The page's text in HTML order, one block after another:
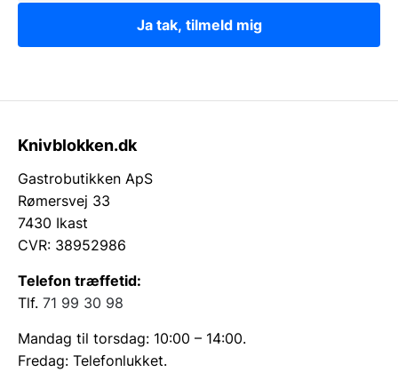
Ja tak, tilmeld mig
Knivblokken.dk
Gastrobutikken ApS
Rømersvej 33
7430 Ikast
CVR: 38952986
Telefon træffetid:
Tlf. 71 99 30 98
Mandag til torsdag: 10:00 – 14:00.
Fredag: Telefonlukket.